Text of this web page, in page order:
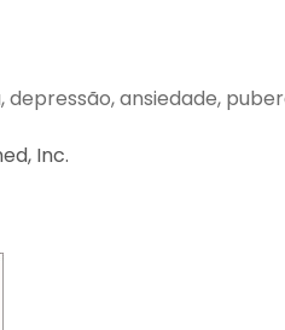
depressão, ansiedade,
Inc.